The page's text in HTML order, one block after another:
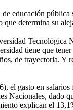
educación
determina su
Tecnológica
tiene que
de trayectoria. Y
el gasto en
Nacionales, dado
explican el